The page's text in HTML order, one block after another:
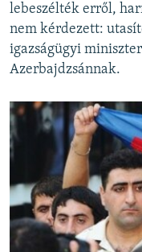
lebeszélték erről,
nem kérdezett:
igazságügyi
Azerbajdzsánnak.